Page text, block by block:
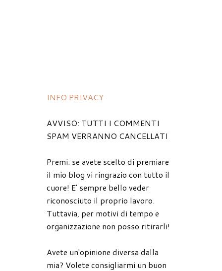
INFO PRIVACY
AVVISO: TUTTI I COMMENTI
SPAM VERRANNO CANCELLATI
Premi: se avete scelto di premiare
il mio blog vi ringrazio con tutto il
cuore! E' sempre bello veder
riconosciuto il proprio lavoro.
Tuttavia, per motivi di tempo e
organizzazione non posso ritirarli!
Avete un'opinione diversa dalla
mia? Volete consigliarmi un buon